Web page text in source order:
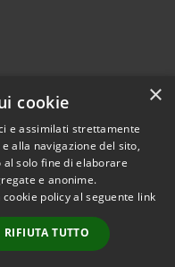
© 2026 • Comune di
di Cadore • Powered
byMunicipium
Accesso
redazione
×
cookie
e assimilati strettamente
alla navigazione del sito,
al solo fine di elaborare
e anonime.
policy al seguente link
RIFIUTA TUTTO